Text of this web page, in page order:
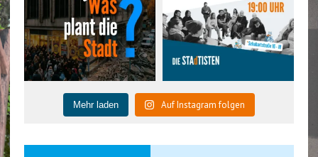
Mehr laden Auf Instagram folgen